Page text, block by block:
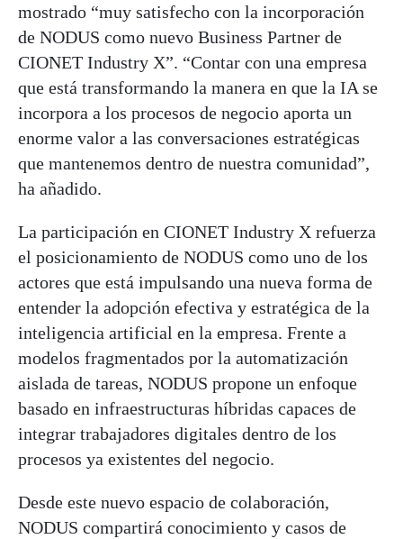
mostrado “muy satisfecho con la incorporación
de NODUS como nuevo Business Partner de
CIONET Industry X”. “Contar con una empresa
que está transformando la manera en que la IA se
incorpora a los procesos de negocio aporta un
enorme valor a las conversaciones estratégicas
que mantenemos dentro de nuestra comunidad”,
ha añadido.
La participación en CIONET Industry X refuerza
el posicionamiento de NODUS como uno de los
actores que está impulsando una nueva forma de
entender la adopción efectiva y estratégica de la
inteligencia artificial en la empresa. Frente a
modelos fragmentados por la automatización
aislada de tareas, NODUS propone un enfoque
basado en infraestructuras híbridas capaces de
integrar trabajadores digitales dentro de los
procesos ya existentes del negocio.
Desde este nuevo espacio de colaboración,
NODUS compartirá conocimiento y casos de